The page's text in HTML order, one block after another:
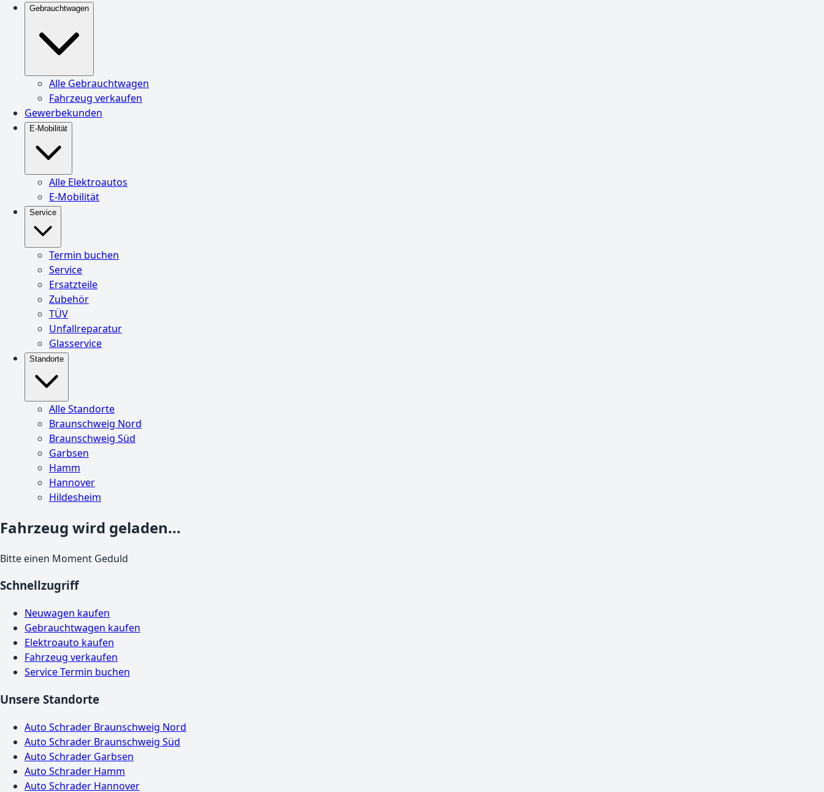
Gebrauchtwagen
Alle Gebrauchtwagen
Fahrzeug verkaufen
Gewerbekunden
E-Mobilität
Alle Elektroautos
E-Mobilität
Service
Termin buchen
Service
Ersatzteile
Zubehör
TÜV
Unfallreparatur
Glasservice
Standorte
Alle Standorte
Braunschweig Nord
Braunschweig Süd
Garbsen
Hamm
Hannover
Hildesheim
Fahrzeug wird geladen...
Bitte einen Moment Geduld
Schnellzugriff
Neuwagen kaufen
Gebrauchtwagen kaufen
Elektroauto kaufen
Fahrzeug verkaufen
Service Termin buchen
Unsere Standorte
Auto Schrader Braunschweig Nord
Auto Schrader Braunschweig Süd
Auto Schrader Garbsen
Auto Schrader Hamm
Auto Schrader Hannover